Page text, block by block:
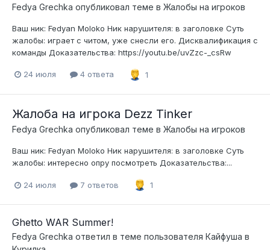
Fedya Grechka опубликовал теме в Жалобы на игроков
Ваш ник: Fedyan Moloko Ник нарушителя: в заголовке Суть
жалобы: играет с читом, уже снесли его. Дисквалификация с
команды Доказательства: https://youtu.be/uvZzc-_csRw
24 июля 4 ответа 1
Жалоба на игрока Dezz Tinker
Fedya Grechka опубликовал теме в Жалобы на игроков
Ваш ник: Fedyan Moloko Ник нарушителя: в заголовке Суть
жалобы: интересно опру посмотреть Доказательства:...
24 июля 7 ответов 1
Ghetto WAR Summer!
Fedya Grechka ответил в теме пользователя Кайфуша в